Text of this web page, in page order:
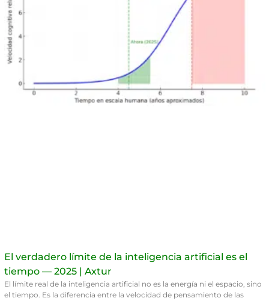
El verdadero límite de la inteligencia artificial es el
tiempo — 2025 | Axtur
El límite real de la inteligencia artificial no es la energía ni el espacio, sino
el tiempo. Es la diferencia entre la velocidad de pensamiento de las